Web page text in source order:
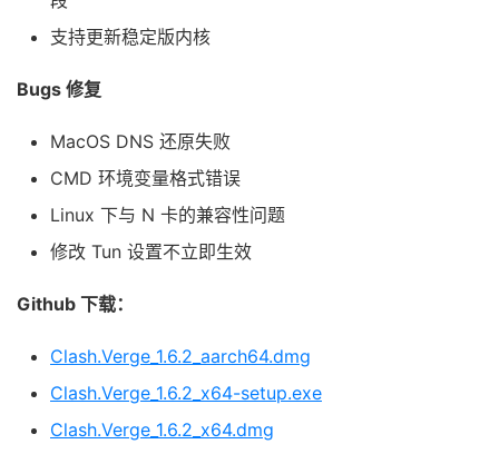
支持更新稳定版内核
Bugs 修复
MacOS DNS 还原失败
CMD 环境变量格式错误
Linux 下与 N 卡的兼容性问题
修改 Tun 设置不立即生效
Github 下载：
Clash.Verge_1.6.2_aarch64.dmg
Clash.Verge_1.6.2_x64-setup.exe
Clash.Verge_1.6.2_x64.dmg